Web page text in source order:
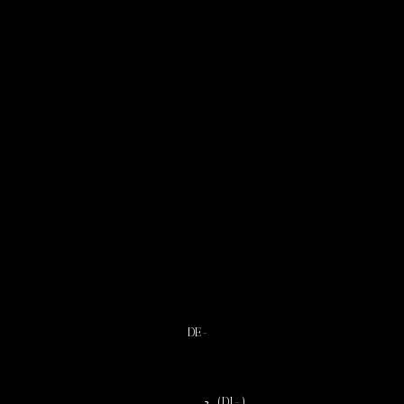
DE-